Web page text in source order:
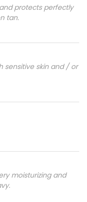
protects perfectly
tan.
sensitive skin and / or
moisturizing and